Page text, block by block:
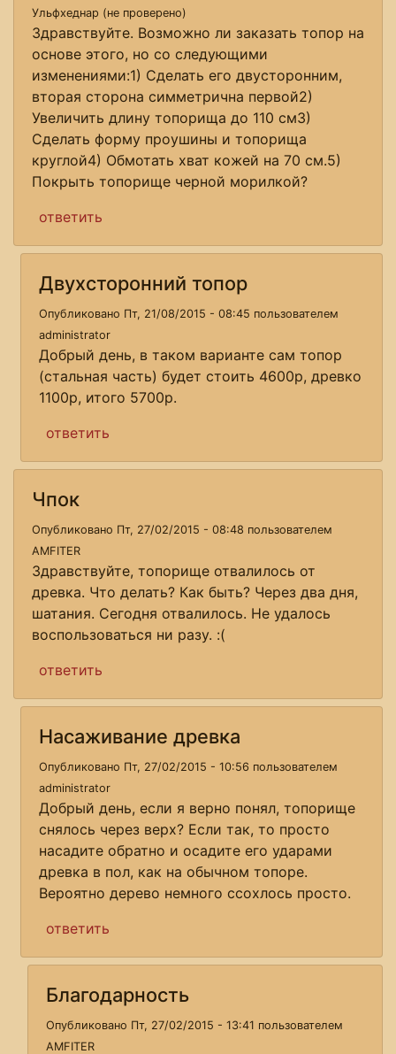
Ульфхеднар (не проверено)
Здравствуйте. Возможно ли заказать топор на
основе этого, но со следующими
изменениями:1) Сделать его двусторонним,
вторая сторона симметрична первой2)
Увеличить длину топорища до 110 см3)
Сделать форму проушины и топорища
круглой4) Обмотать хват кожей на 70 см.5)
Покрыть топорище черной морилкой?
ответить
Двухсторонний топор
Опубликовано Пт, 21/08/2015 - 08:45 пользователем
administrator
Добрый день, в таком варианте сам топор
(стальная часть) будет стоить 4600р, древко
1100р, итого 5700р.
ответить
Чпок
Опубликовано Пт, 27/02/2015 - 08:48 пользователем
AMFITER
Здравствуйте, топорище отвалилось от
древка. Что делать? Как быть? Через два дня,
шатания. Сегодня отвалилось. Не удалось
воспользоваться ни разу. :(
ответить
Насаживание древка
Опубликовано Пт, 27/02/2015 - 10:56 пользователем
administrator
Добрый день, если я верно понял, топорище
снялось через верх? Если так, то просто
насадите обратно и осадите его ударами
древка в пол, как на обычном топоре.
Вероятно дерево немного ссохлось просто.
ответить
Благодарность
Опубликовано Пт, 27/02/2015 - 13:41 пользователем
AMFITER